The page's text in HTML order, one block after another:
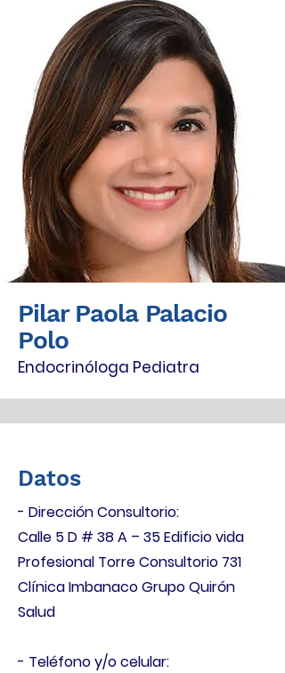
Pilar Paola Palacio
Polo
Endocrinóloga Pediatra
Datos
- Dirección Consultorio:
Calle 5 D # 38 A – 35 Edificio vida
Profesional Torre Consultorio 731
Clínica Imbanaco Grupo Quirón
Salud
- Teléfono y/o celular: